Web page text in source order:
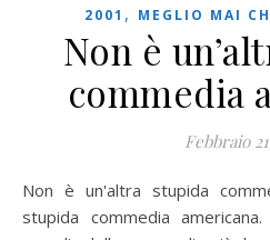
2001 , MEGLIO MAI
Non è
commedia
Febbraio
Non è un'altra stupida commedia americana è un'altra
stupida commedia